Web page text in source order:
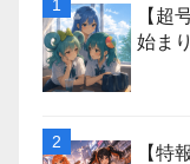
【超
始ま
【特